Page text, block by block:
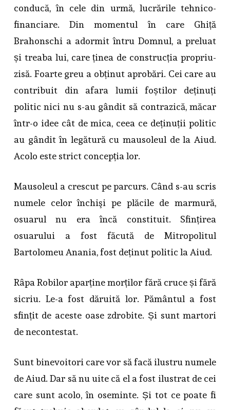
conducă, în cele din urmă, lucrările tehnico-
financiare. Din momentul în care Ghiță
Brahonschi a adormit întru Domnul, a preluat
și treaba lui, care ținea de construcția propriu-
zisă. Foarte greu a obținut aprobări. Cei care au
contribuit din afara lumii foștilor deținuți
politic nici nu s-au gândit să contrazică, măcar
într-o idee cât de mica, ceea ce deținuții politic
au gândit în legătură cu mausoleul de la Aiud.
Acolo este strict concepția lor.
Mausoleul a crescut pe parcurs. Când s-au scris
numele celor închişi pe plăcile de marmură,
osuarul nu era încă constituit. Sfințirea
osuarului a fost făcută de Mitropolitul
Bartolomeu Anania, fost deținut politic la Aiud.
Râpa Robilor aparține morților fără cruce și fără
sicriu. Le-a fost dăruită lor. Pământul a fost
sfințit de aceste oase zdrobite. Și sunt martori
de necontestat.
Sunt binevoitori care vor să facă ilustru numele
de Aiud. Dar să nu uite că el a fost ilustrat de cei
care sunt acolo, în oseminte. Și tot ce poate fi